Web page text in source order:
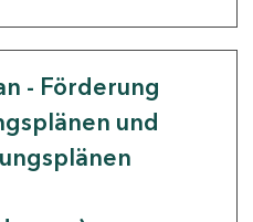
- Förderung
und